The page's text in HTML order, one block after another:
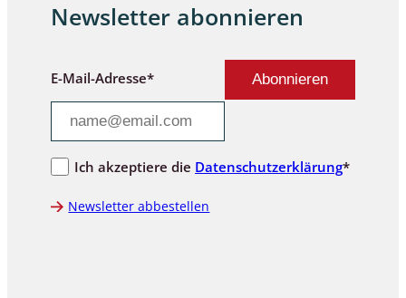
Newsletter abonnieren
E-Mail-Adresse*
Ich akzeptiere die Datenschutzerklärung*
Newsletter abbestellen